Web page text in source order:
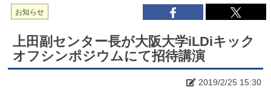
お知らせ
上田副センター長が大阪大学iLDiキック
オフシンポジウムにて招待講演
2019/2/25 15:30